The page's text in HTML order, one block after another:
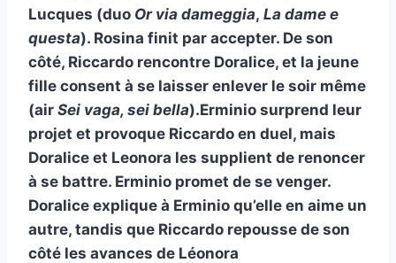
Lucques (duo Or via dameggia, La dame e
questa). Rosina finit par accepter. De son
côté, Riccardo rencontre Doralice, et la jeune
fille consent à se laisser enlever le soir même
(air Sei vaga, sei bella).Erminio surprend leur
projet et provoque Riccardo en duel, mais
Doralice et Leonora les supplient de renoncer
à se battre. Erminio promet de se venger.
Doralice explique à Erminio qu’elle en aime un
autre, tandis que Riccardo repousse de son
côté les avances de Léonora